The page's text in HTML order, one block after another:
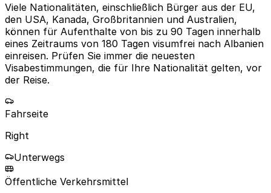
Viele Nationalitäten, einschließlich Bürger aus der EU,
den USA, Kanada, Großbritannien und Australien,
können für Aufenthalte von bis zu 90 Tagen innerhalb
eines Zeitraums von 180 Tagen visumfrei nach Albanien
einreisen. Prüfen Sie immer die neuesten
Visabestimmungen, die für Ihre Nationalität gelten, vor
der Reise.
Fahrseite
Right
Unterwegs
Öffentliche Verkehrsmittel